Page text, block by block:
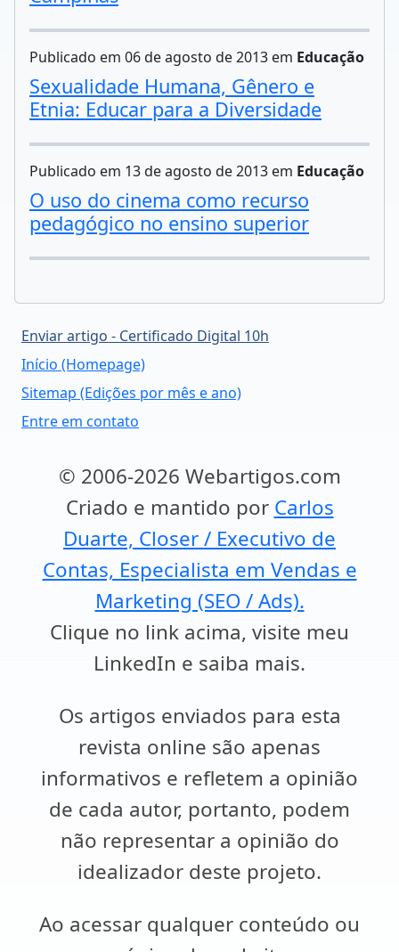
Publicado em 06 de agosto de 2013 em Educação
Sexualidade Humana, Gênero e
Etnia: Educar para a Diversidade
Publicado em 13 de agosto de 2013 em Educação
O uso do cinema como recurso
pedagógico no ensino superior
Enviar artigo - Certificado Digital 10h
Início (Homepage)
Sitemap (Edições por mês e ano)
Entre em contato
© 2006-2026 Webartigos.com
Criado e mantido por Carlos
Duarte, Closer / Executivo de
Contas, Especialista em Vendas e
Marketing (SEO / Ads).
Clique no link acima, visite meu
LinkedIn e saiba mais.
Os artigos enviados para esta
revista online são apenas
informativos e refletem a opinião
de cada autor, portanto, podem
não representar a opinião do
idealizador deste projeto.
Ao acessar qualquer conteúdo ou